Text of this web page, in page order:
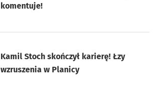
komentuje!
Kamil Stoch skończył karierę! Łzy
wzruszenia w Planicy